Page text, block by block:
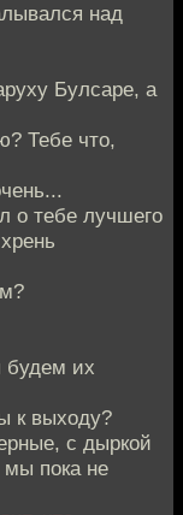
над
Булсаре, а
Тебе что,
о тебе лучшего
будем их
к выходу?
с дыркой
мы пока не